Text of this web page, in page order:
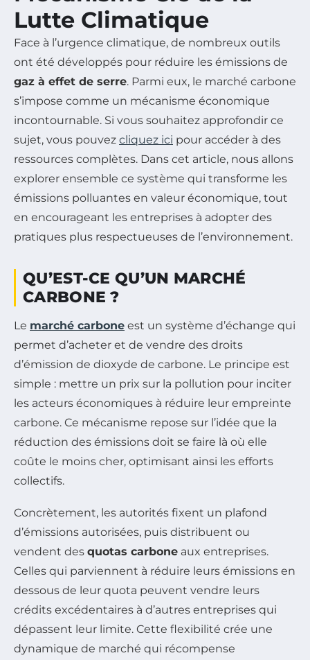
Lutte Climatique
Face à l’urgence climatique, de nombreux outils
ont été développés pour réduire les émissions de
gaz à effet de serre. Parmi eux, le marché carbone
s’impose comme un mécanisme économique
incontournable. Si vous souhaitez approfondir ce
sujet, vous pouvez cliquez ici pour accéder à des
ressources complètes. Dans cet article, nous allons
explorer ensemble ce système qui transforme les
émissions polluantes en valeur économique, tout
en encourageant les entreprises à adopter des
pratiques plus respectueuses de l’environnement.
QU’EST-CE QU’UN MARCHÉ
CARBONE ?
Le marché carbone est un système d’échange qui
permet d’acheter et de vendre des droits
d’émission de dioxyde de carbone. Le principe est
simple : mettre un prix sur la pollution pour inciter
les acteurs économiques à réduire leur empreinte
carbone. Ce mécanisme repose sur l’idée que la
réduction des émissions doit se faire là où elle
coûte le moins cher, optimisant ainsi les efforts
collectifs.
Concrètement, les autorités fixent un plafond
d’émissions autorisées, puis distribuent ou
vendent des quotas carbone aux entreprises.
Celles qui parviennent à réduire leurs émissions en
dessous de leur quota peuvent vendre leurs
crédits excédentaires à d’autres entreprises qui
dépassent leur limite. Cette flexibilité crée une
dynamique de marché qui récompense